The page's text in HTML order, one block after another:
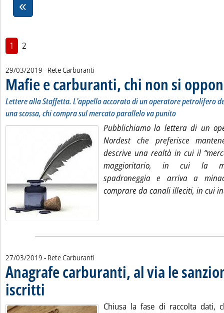
1 2
29/03/2019 - Rete Carburanti
Mafie e carburanti, chi non si
Lettere alla Staffetta. L'appello accorato di un operatore petrolifero
una scossa, chi compra sul mercato parallelo va punito
Pubblichiamo la lettera di un
Nordest che preferisce
descrive una realtà in cui il
maggioritario, in cui la
spadroneggia e arriva a
comprare da canali illeciti, in cui
27/03/2019 - Rete Carburanti
Anagrafe carburanti, al via le
iscritti
Chiusa la fase di raccolta dati,